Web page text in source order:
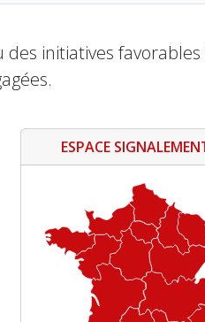
initiatives favorables
ESPACE